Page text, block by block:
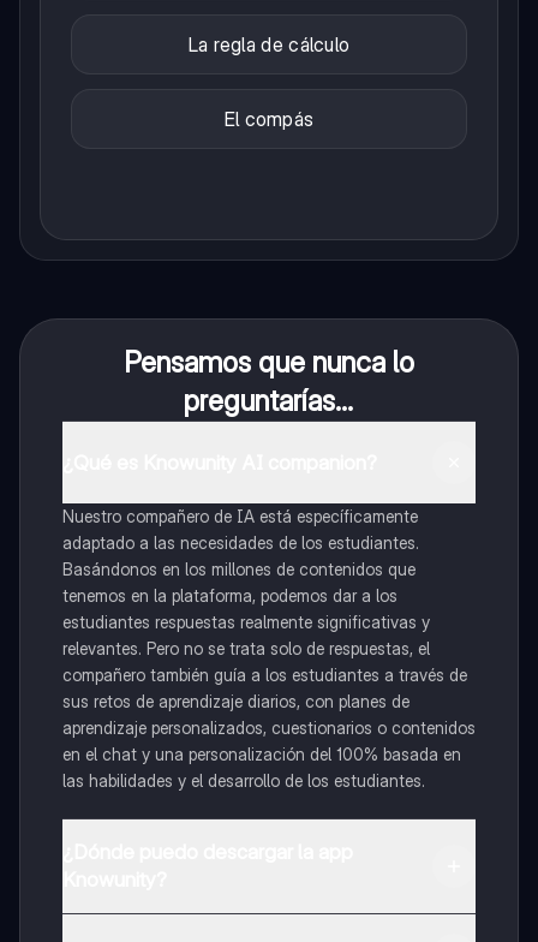
La regla de cálculo
El compás
Pensamos que nunca lo
preguntarías...
Nuestro compañero de IA está específicamente
adaptado a las necesidades de los estudiantes.
Basándonos en los millones de contenidos que
tenemos en la plataforma, podemos dar a los
estudiantes respuestas realmente significativas y
relevantes. Pero no se trata solo de respuestas, el
compañero también guía a los estudiantes a través de
sus retos de aprendizaje diarios, con planes de
aprendizaje personalizados, cuestionarios o contenidos
en el chat y una personalización del 100% basada en
las habilidades y el desarrollo de los estudiantes.